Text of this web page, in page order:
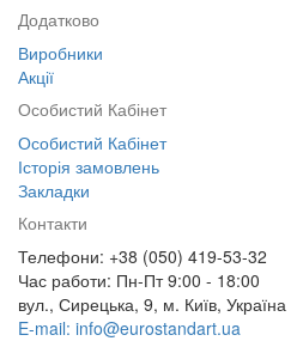
Додатково
Виробники
Акції
Особистий Кабінет
Особистий Кабінет
Історія замовлень
Закладки
Контакти
Телефони: +38 (050) 419-53-32
Час работи: Пн-Пт 9:00 - 18:00
вул., Сирецька, 9, м. Київ, Україна
E-mail: info@eurostandart.ua